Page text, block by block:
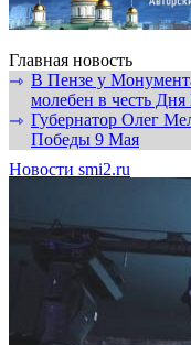
Главная новость
⇾ В Пензе у
молебен в честь
⇾ Губернатор Олег
Победы 9 Мая
Новости smi2.ru